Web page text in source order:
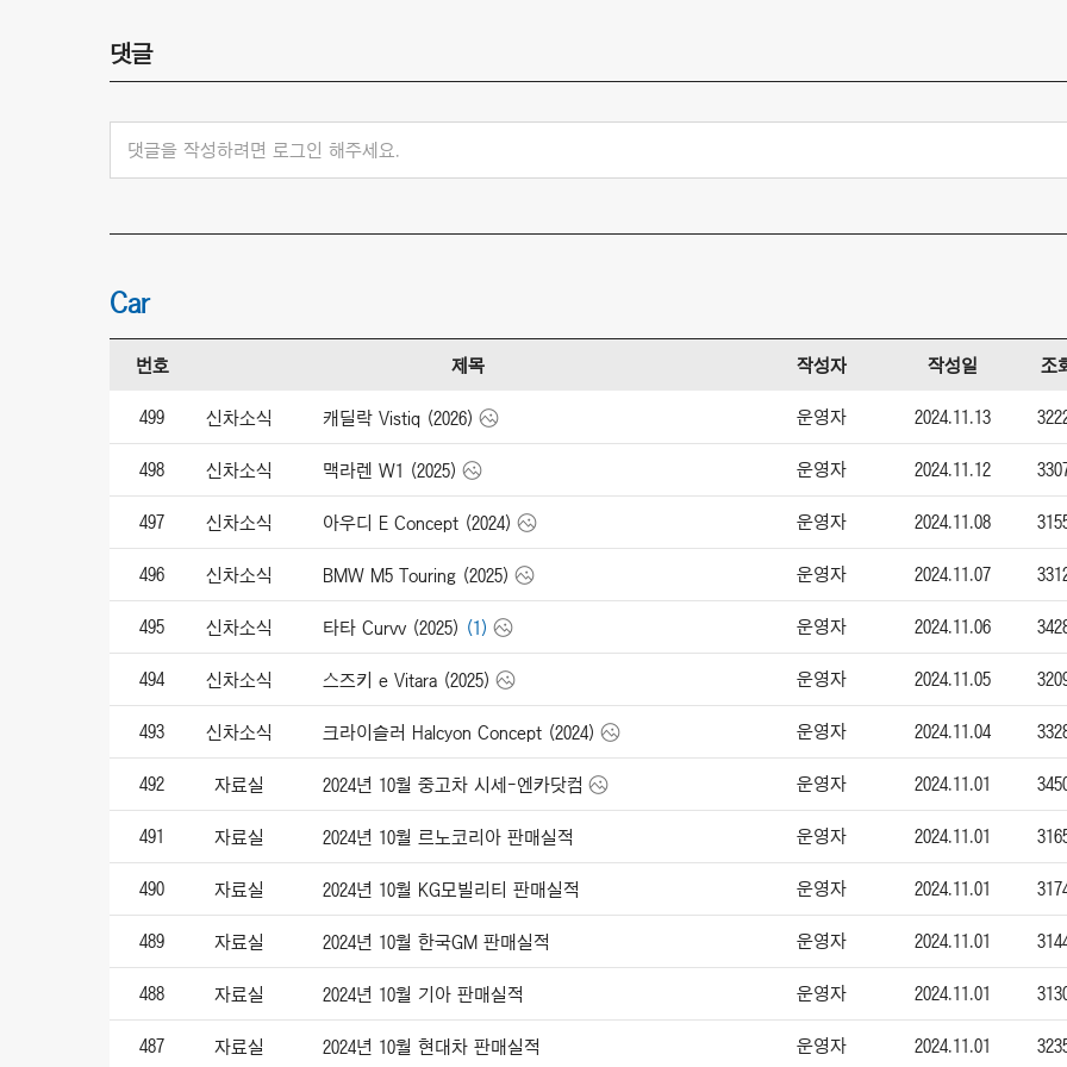
댓글
댓글을 작성하려면 로그인 해주세요.
Car
번호 제목 작성자 작성일 조
499 신차소식 캐딜락 Vistiq (2026) 운영자 2024.11.13
498 신차소식 맥라렌 W1 (2025) 운영자 2024.11.12
497 신차소식 아우디 E Concept (2024) 운영자 2024.11.08
496 신차소식 BMW M5 Touring (2025) 운영자 2024.11.07
495 신차소식 타타 Curvv (2025) (1) 운영자 2024.11.06
494 신차소식 스즈키 e Vitara (2025) 운영자 2024.11.05
493 신차소식 크라이슬러 Halcyon Concept (2024) 운영자 2024.11.04
492 자료실 2024년 10월 중고차 시세-엔카닷컴 운영자 2024.11.01
491 자료실 2024년 10월 르노코리아 판매실적 운영자 2024.11.01
490 자료실 2024년 10월 KG모빌리티 판매실적 운영자 2024.11.01
489 자료실 2024년 10월 한국GM 판매실적 운영자 2024.11.01
488 자료실 2024년 10월 기아 판매실적 운영자 2024.11.01
487 자료실 2024년 10월 현대차 판매실적 운영자 2024.11.01